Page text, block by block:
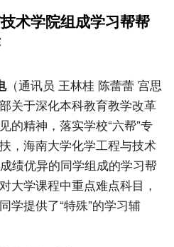
术学院组成学习帮帮
（通讯员 王林桂 陈蕾蕾 宫思
关于深化本科教育教学改革
的精神，落实学校“六帮”专
，海南大学化学工程与技术
绩优异的同学组成的学习帮
大学课程中重点难点科目，
学提供了“特殊”的学习辅